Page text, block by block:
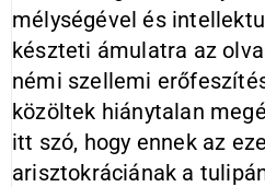
mélységével és
készteti ámulatra az
némi szellemi
közöltek hiánytalan
itt szó, hogy ennek az
arisztokráciának a